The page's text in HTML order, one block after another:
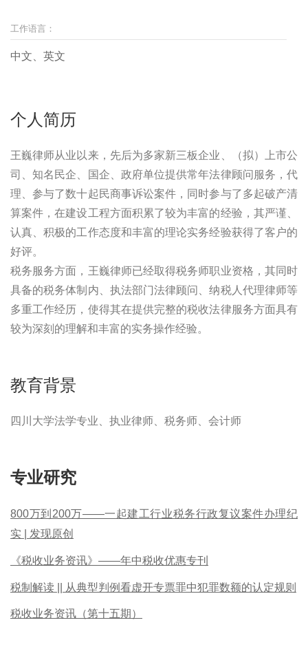
工作语言：
中文、英文
个人简历
王巍律师从业以来，先后为多家新三板企业、（拟）上市公
司、知名民企、国企、政府单位提供常年法律顾问服务，代
理、参与了数十起民商事诉讼案件，同时参与了多起破产清
算案件，在建设工程方面积累了较为丰富的经验，其严谨、
认真、积极的工作态度和丰富的理论实务经验获得了客户的
好评。
税务服务方面，王巍律师已经取得税务师职业资格，其同时
具备的税务体制内、执法部门法律顾问、纳税人代理律师等
多重工作经历，使得其在提供完整的税收法律服务方面具有
较为深刻的理解和丰富的实务操作经验。
教育背景
四川大学法学专业、执业律师、税务师、会计师
专业研究
800万到200万——一起建工行业税务行政复议案件办理纪
实 | 发现原创
《税收业务资讯》——年中税收优惠专刊
税制解读 || 从典型判例看虚开专票罪中犯罪数额的认定规则
税收业务资讯（第十五期）